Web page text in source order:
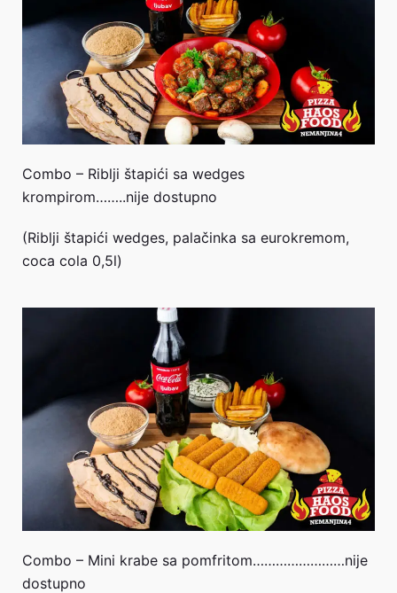
Combo – Riblji štapići sa wedges
krompirom……..nije dostupno
(Riblji štapići wedges, palačinka sa eurokremom,
coca cola 0,5l)
Combo – Mini krabe sa pomfritom……………………nije
dostupno